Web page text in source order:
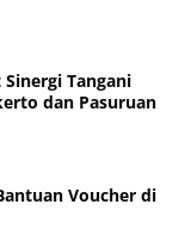
Tangani
dan Pasuruan
Voucher di